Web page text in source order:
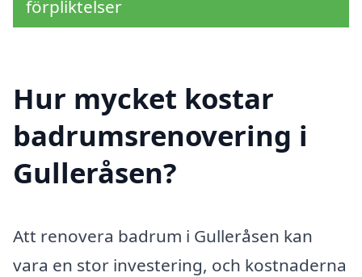
förpliktelser
Hur mycket kostar
badrumsrenovering i
Gulleråsen?
Att renovera badrum i Gulleråsen kan
vara en stor investering, och kostnaderna